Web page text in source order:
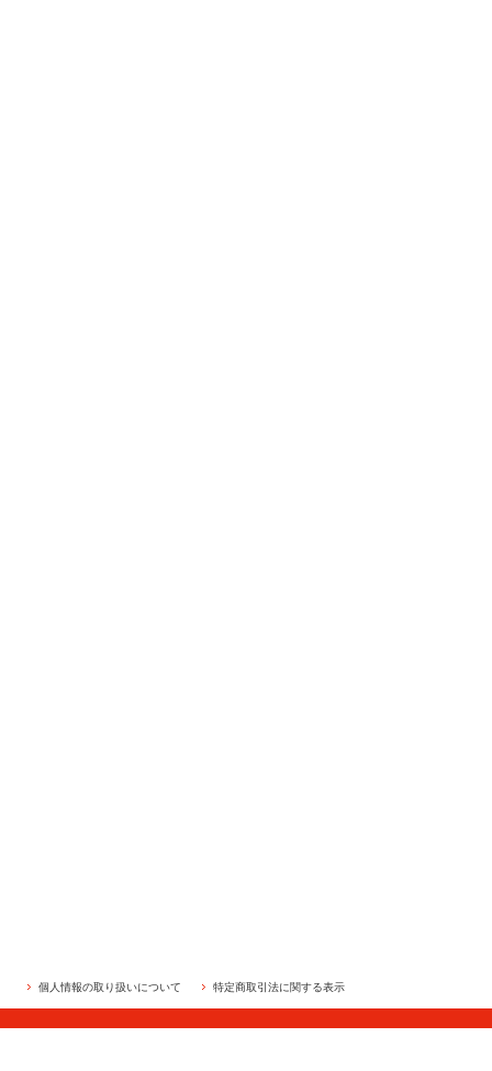
個人情報の取り扱いについて 特定商取引法に関する表示